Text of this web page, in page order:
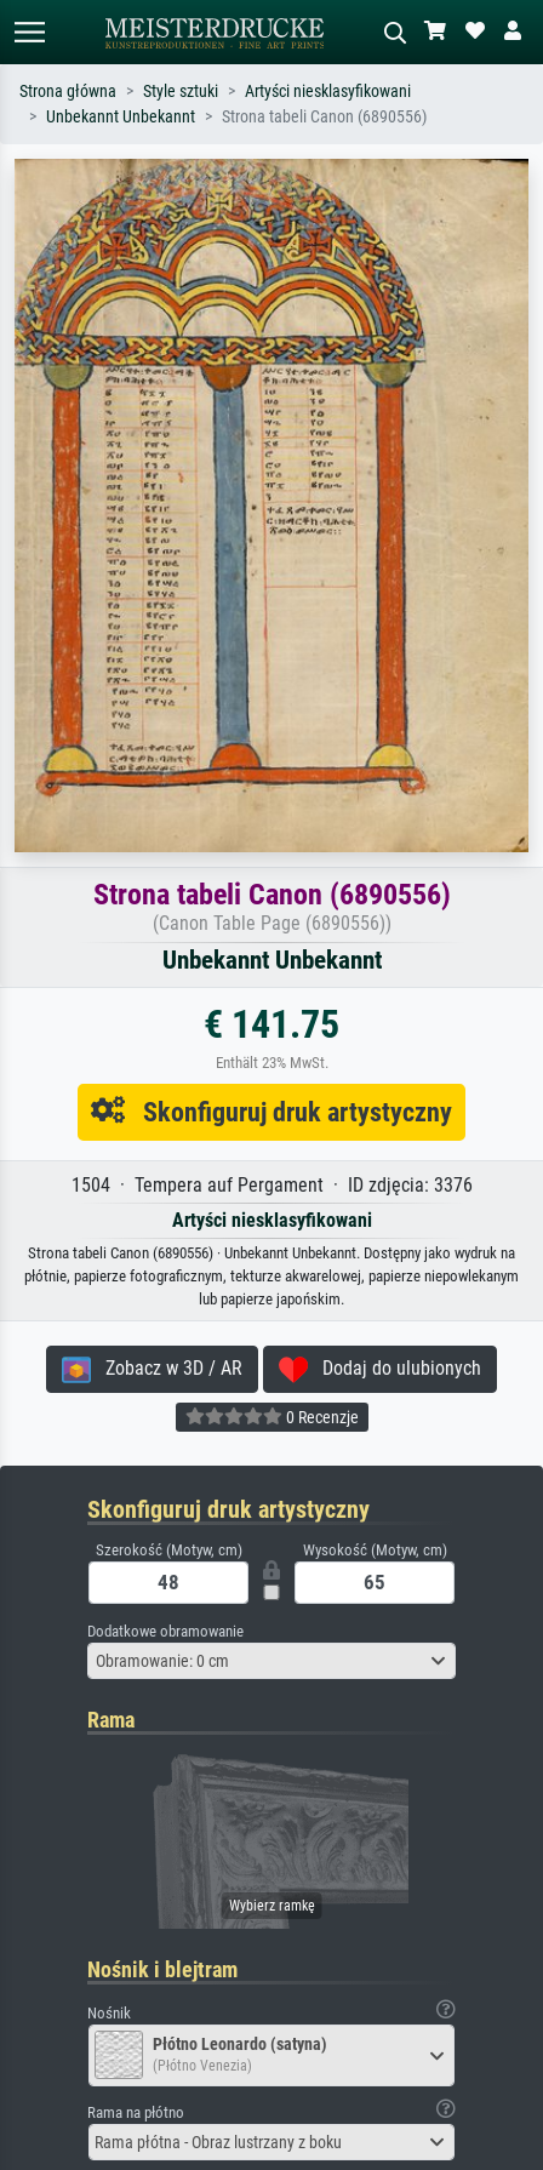
Szukaj wg artysty, tytułu lub stylu – np.
Monet, Gwiaździsta noc,
impresjonizm, fala Hokusaia, akt.
Opisz scenę – np. zielona łąka,
abstrakcja z czerwienią, ciemny olej,
stojący akt obok drzewa.
Strona główna Style sztuki
Artyści niesklasyfikowani
Unbekannt Unbekannt
Strona tabeli Canon (6890556)
Strona tabeli Canon (6890556)
(Canon Table Page (6890556))
Unbekannt Unbekannt
€ 141.75
Enthält 23% MwSt.
Skonfiguruj druk artystyczny
1504 · Tempera auf Pergament · ID zdjęcia: 3376
Artyści niesklasyfikowani
Strona tabeli Canon (6890556) · Unbekannt Unbekannt. Dostępny jako wydruk na
płótnie, papierze fotograficznym, tekturze akwarelowej, papierze niepowlekanym
lub papierze japońskim.
Zobacz w 3D / AR Dodaj do ulubionych
0 Recenzje
Skonfiguruj druk artystyczny
Szerokość (Motyw, cm) Wysokość (Motyw, cm)
Dodatkowe obramowanie
Obramowanie: 0 cm
Rama
Nośnik i blejtram
Nośnik
Płótno Leonardo (satyna)
(Płótno Venezia)
Rama na płótno
Rama płótna - Obraz lustrzany z boku